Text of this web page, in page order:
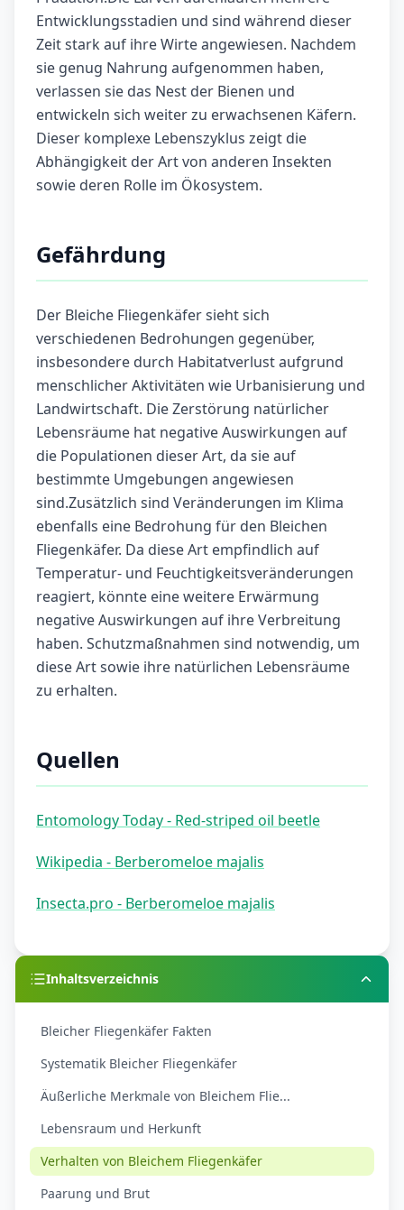
Entwicklungsstadien und sind während dieser
Zeit stark auf ihre Wirte angewiesen. Nachdem
sie genug Nahrung aufgenommen haben,
verlassen sie das Nest der Bienen und
entwickeln sich weiter zu erwachsenen Käfern.
Dieser komplexe Lebenszyklus zeigt die
Abhängigkeit der Art von anderen Insekten
sowie deren Rolle im Ökosystem.
Gefährdung
Der Bleiche Fliegenkäfer sieht sich
verschiedenen Bedrohungen gegenüber,
insbesondere durch Habitatverlust aufgrund
menschlicher Aktivitäten wie Urbanisierung und
Landwirtschaft. Die Zerstörung natürlicher
Lebensräume hat negative Auswirkungen auf
die Populationen dieser Art, da sie auf
bestimmte Umgebungen angewiesen
sind.Zusätzlich sind Veränderungen im Klima
ebenfalls eine Bedrohung für den Bleichen
Fliegenkäfer. Da diese Art empfindlich auf
Temperatur- und Feuchtigkeitsveränderungen
reagiert, könnte eine weitere Erwärmung
negative Auswirkungen auf ihre Verbreitung
haben. Schutzmaßnahmen sind notwendig, um
diese Art sowie ihre natürlichen Lebensräume
zu erhalten.
Quellen
Entomology Today - Red-striped oil beetle
Wikipedia - Berberomeloe majalis
Insecta.pro - Berberomeloe majalis
Inhaltsverzeichnis
Bleicher Fliegenkäfer Fakten
Systematik Bleicher Fliegenkäfer
Äußerliche Merkmale von Bleichem Flie...
Lebensraum und Herkunft
Verhalten von Bleichem Fliegenkäfer
Paarung und Brut